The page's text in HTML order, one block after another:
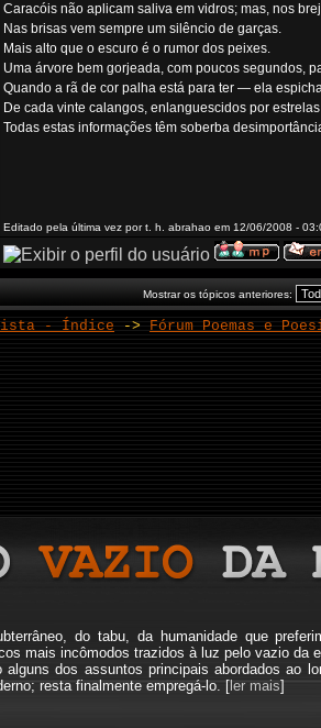
Caracóis não aplicam saliva em vidros; mas, nos
Nas brisas vem sempre um silêncio de garças.
Mais alto que o escuro é o rumor dos peixes.
Uma árvore bem gorjeada, com poucos segundos,
Quando a rã de cor palha está para ter — ela
De cada vinte calangos, enlanguescidos por
Todas estas informações têm soberba
Editado pela última vez por t. h. abrahao em 12/06/2008 -
Mostrar os tópicos anteriores:
- Índice -> Fórum Poemas e
do tabu, da humanidade que
mais incômodos trazidos à luz pelo vazio da
dos assuntos principais abordados ao
resta finalmente empregá-lo. [ler mais]